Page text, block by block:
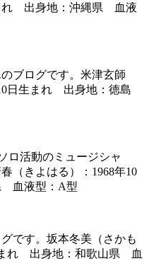
れ 出身地：沖縄県 血液
ブログです。米津玄師
日生まれ 出身地：徳島
ロ活動のミュージシャ
（きよはる）：1968年10
血液型：A型
です。坂本冬美（さかも
まれ 出身地：和歌山県 血